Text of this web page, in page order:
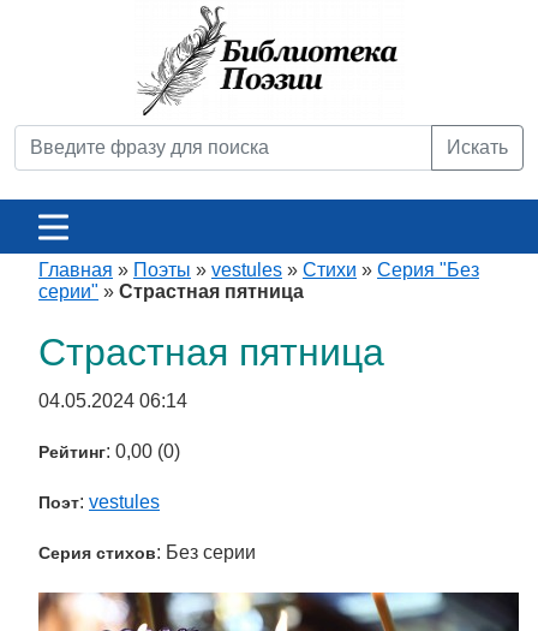
Искать
Главная » Поэты » vestules » Стихи » Серия "Без
серии" » Страстная пятница
Страстная пятница
04.05.2024 06:14
Рейтинг: 0,00 (0)
Поэт: vestules
Серия стихов: Без серии